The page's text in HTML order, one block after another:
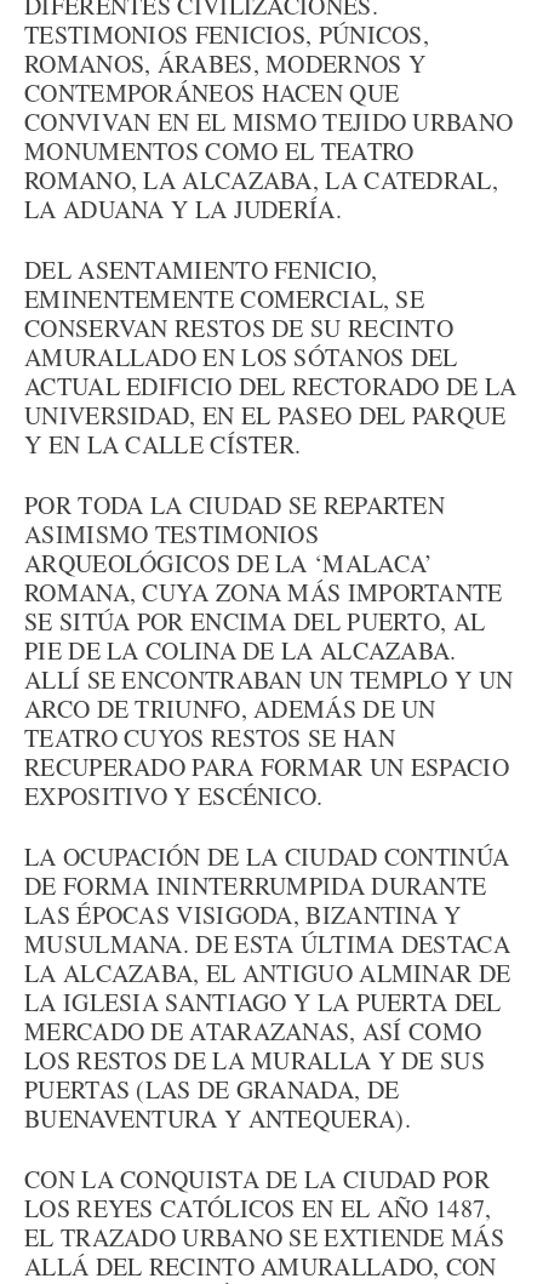
TESTIMONIOS FENICIOS, PÚNICOS,
ROMANOS, ÁRABES, MODERNOS Y
CONTEMPORÁNEOS HACEN QUE
CONVIVAN EN EL MISMO TEJIDO URBANO
MONUMENTOS COMO EL TEATRO
ROMANO, LA ALCAZABA, LA CATEDRAL,
LA ADUANA Y LA JUDERÍA.
DEL ASENTAMIENTO FENICIO,
EMINENTEMENTE COMERCIAL, SE
CONSERVAN RESTOS DE SU RECINTO
AMURALLADO EN LOS SÓTANOS DEL
ACTUAL EDIFICIO DEL RECTORADO DE LA
UNIVERSIDAD, EN EL PASEO DEL PARQUE
Y EN LA CALLE CÍSTER.
POR TODA LA CIUDAD SE REPARTEN
ASIMISMO TESTIMONIOS
ARQUEOLÓGICOS DE LA ‘MALACA’
ROMANA, CUYA ZONA MÁS IMPORTANTE
SE SITÚA POR ENCIMA DEL PUERTO, AL
PIE DE LA COLINA DE LA ALCAZABA.
ALLÍ SE ENCONTRABAN UN TEMPLO Y UN
ARCO DE TRIUNFO, ADEMÁS DE UN
TEATRO CUYOS RESTOS SE HAN
RECUPERADO PARA FORMAR UN ESPACIO
EXPOSITIVO Y ESCÉNICO.
LA OCUPACIÓN DE LA CIUDAD CONTINÚA
DE FORMA ININTERRUMPIDA DURANTE
LAS ÉPOCAS VISIGODA, BIZANTINA Y
MUSULMANA. DE ESTA ÚLTIMA DESTACA
LA ALCAZABA, EL ANTIGUO ALMINAR DE
LA IGLESIA SANTIAGO Y LA PUERTA DEL
MERCADO DE ATARAZANAS, ASÍ COMO
LOS RESTOS DE LA MURALLA Y DE SUS
PUERTAS (LAS DE GRANADA, DE
BUENAVENTURA Y ANTEQUERA).
CON LA CONQUISTA DE LA CIUDAD POR
LOS REYES CATÓLICOS EN EL AÑO 1487,
EL TRAZADO URBANO SE EXTIENDE MÁS
ALLÁ DEL RECINTO AMURALLADO, CON